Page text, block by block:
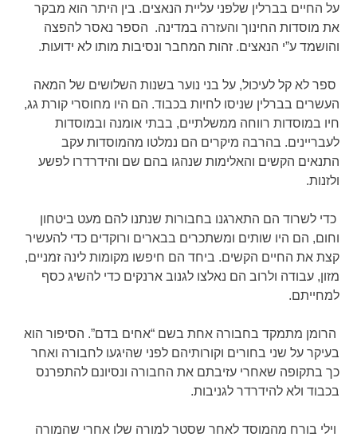
על החיים בברלין שלפני עליית הנאצים. בין היתר הוא מבקר
את מוסדות החינוך והעזרה במדינה. הספר נאסר להפצה
והושמד ע”י הנאצים. זהות המחבר ונסיבות מותו לא ידועות.
ספר לא קל לעיכול, על בני נוער בשנות השלושים של המאה
העשרים בברלין שניסו לחיות בכבוד. הם היו מחוסרי קורת גג,
חיו במוסדות רווחה ממשלתיים, בבתי אומנה ובמוסדות
לעבריינים. בהרבה מיקרים הם נמלטו מהמוסדות עקב
התנאים הקשים והאלימות שנהגו בהם שם והידרדרו לפשע
ולזנות.
כדי לשרוד הם התארגנו בחבורות שנתנו להם מעט ביטחון
וחום, הם היו שותים ומשתכרים בבארים ורוקדים כדי להעשיר
קצת את החיים הקשים. ביחד הם חיפשו מקומות לינה זמניים,
מזון, עבודה ולרוב הם נאלצו לגנוב ארנקים כדי להשיג כסף
למחייתם.
הרומן מתמקד בחבורה אחת בשם “אחים בדם”. הסיפור הוא
בעיקר על שני בחורים וקורותיהם לפני שהיגעו לחבורה ואחר
כך בתקופה שאחרי עזיבתם את החבורה ונסיונם להתפרנס
בכבוד ולא להידרדר לגניבות.
וילי בורח מהמוסד לאחר שסטר למורה שלו אחרי שהמורה